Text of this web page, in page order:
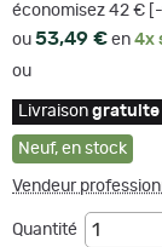
économisez 42 € [-
ou 53,49 € en 4x
ou
Livraison gratuite
Neuf, en stock
Vendeur
Quantité